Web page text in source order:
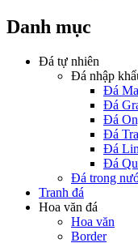
Danh mục
Đá tự nhiên
Đá nhập
Đá
Đá
Đá
Đá
Đá
Đá
Đá trong
Tranh đá
Hoa văn đá
Hoa văn
Border